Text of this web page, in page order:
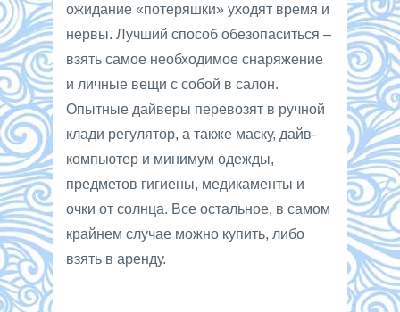
ожидание «потеряшки» уходят время и
нервы. Лучший способ обезопаситься –
взять самое необходимое снаряжение
и личные вещи с собой в салон.
Опытные дайверы перевозят в ручной
клади регулятор, а также маску, дайв-
компьютер и минимум одежды,
предметов гигиены, медикаменты и
очки от солнца. Все остальное, в самом
крайнем случае можно купить, либо
взять в аренду.